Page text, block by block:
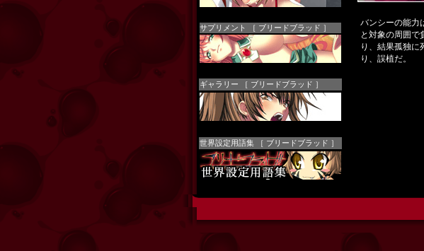
サプリメント ［ ブリードブラッド ］
ギャラリー ［ ブリードブラッド ］
世界設定用語集 ［ ブリードブラッド ］
バンシーの能力
と対象の周囲で
り、結果孤独に
り、誤植だ。